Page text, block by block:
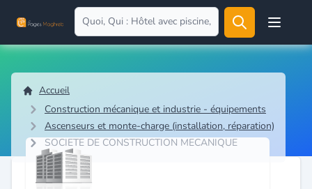
Open
Accueil
Construction mécanique et industrie - équipements
Ascenseurs et monte-charge (installation, réparation)
SOCIETE DE CONSTRUCTION MECANIQUE